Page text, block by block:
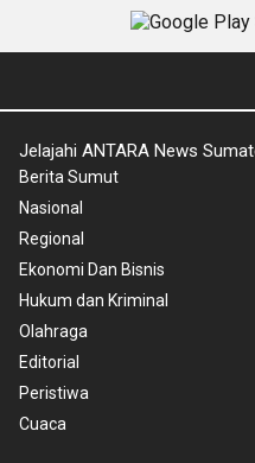
Jelajahi ANTARA News
Berita Sumut
Nasional
Regional
Ekonomi Dan Bisnis
Hukum dan Kriminal
Olahraga
Editorial
Peristiwa
Cuaca